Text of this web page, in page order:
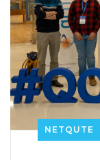
NETQUTE